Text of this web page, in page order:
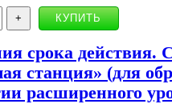
срока действия.
станция» (для
расширенного